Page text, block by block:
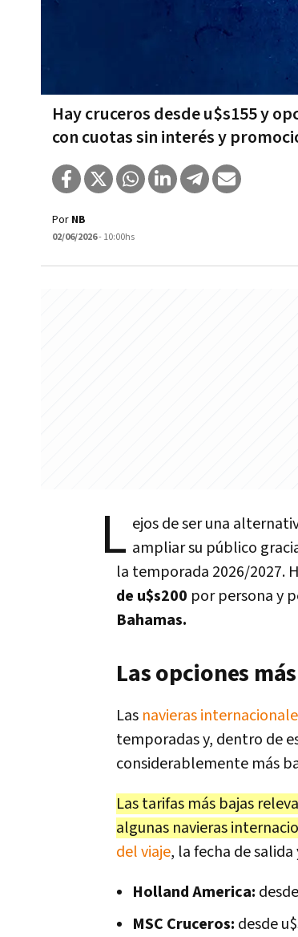
Hay cruceros desde u$s155 y
con cuotas sin interés y
Por NB
02/06/2026- 10:00hs
L ejos de ser una
ampliar su público
la temporada 2026/2027.
de u$s200 por persona y
Bahamas.
Las opciones
Las navieras
temporadas y, dentro de
considerablemente más
Las tarifas más bajas
algunas navieras
del viaje, la fecha de
Holland America:
MSC Cruceros: desde